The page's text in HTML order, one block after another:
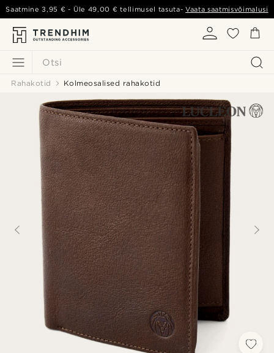
Otsi
Saatmine3,95 € - Üle 49,00 € tellimusel tasuta-Vaata saatmisvõimalusi
Rahakotid Kolmeosalised rahakotid